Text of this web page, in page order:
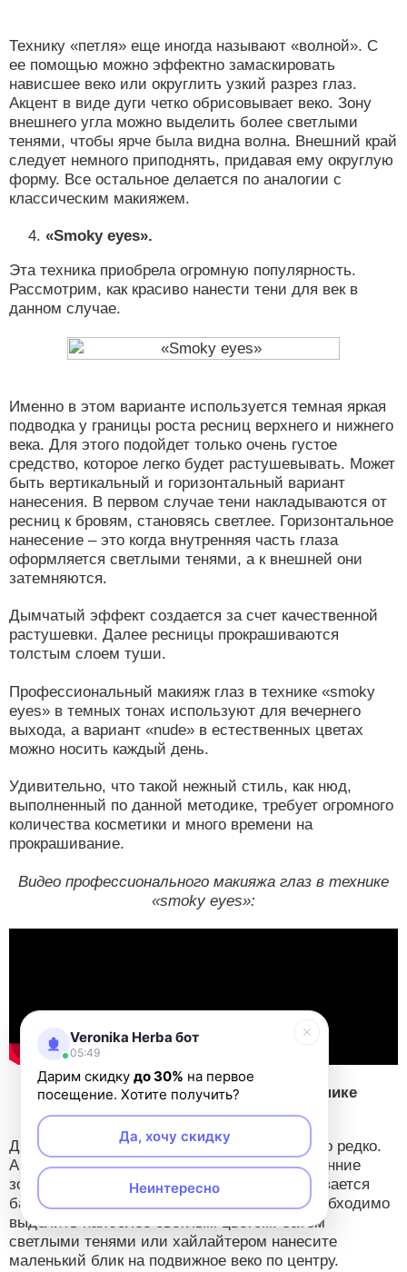
Технику «петля» еще иногда называют «волной». С
ее помощью можно эффектно замаскировать
нависшее веко или округлить узкий разрез глаз.
Акцент в виде дуги четко обрисовывает веко. Зону
внешнего угла можно выделить более светлыми
тенями, чтобы ярче была видна волна. Внешний край
следует немного приподнять, придавая ему округлую
форму. Все остальное делается по аналогии с
классическим макияжем.
«Smoky eyes».
Эта техника приобрела огромную популярность.
Рассмотрим, как красиво нанести тени для век в
данном случае.
Именно в этом варианте используется темная яркая
подводка у границы роста ресниц верхнего и нижнего
века. Для этого подойдет только очень густое
средство, которое легко будет растушевывать. Может
быть вертикальный и горизонтальный вариант
нанесения. В первом случае тени накладываются от
ресниц к бровям, становясь светлее. Горизонтальное
нанесение – это когда внутренняя часть глаза
оформляется светлыми тенями, а к внешней они
затемняются.
Дымчатый эффект создается за счет качественной
растушевки. Далее ресницы прокрашиваются
толстым слоем туши.
Профессиональный макияж глаз в технике «smoky
eyes» в темных тонах используют для вечернего
выхода, а вариант «nude» в естественных цветах
можно носить каждый день.
Удивительно, что такой нежный стиль, как нюд,
выполненный по данной методике, требует огромного
количества косметики и много времени на
прокрашивание.
Видео профессионального макияжа глаз в технике
«smoky eyes»:
Как накладывать тени на глаза в технике
«Блик».
Данную методику можно встретить довольно редко.
Акцент здесь делается на внешние и внутренние
зоны глаз. На большую часть века накладывается
базовый оттенок, при этом верхнее веко необходимо
выделить наиболее светлым цветом. Затем
светлыми тенями или хайлайтером нанесите
маленький блик на подвижное веко по центру.
Veronika Herba бот
05:49
Дарим скидку до 30% на первое
посещение. Хотите получить?
Да, хочу скидку
Неинтересно